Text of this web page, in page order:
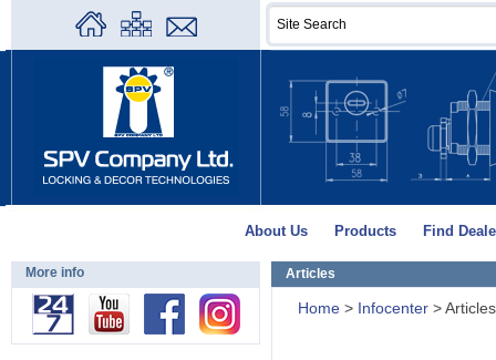
About Us Products Find
Articles
Home > Infocenter >Articles
More info